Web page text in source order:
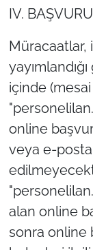
IV.
Müracaatlar,
içinde
online
veya e-
alan online
sonra online